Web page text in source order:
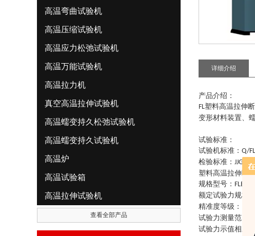
高温弯曲试验机
高温压缩试验机
高温应力松弛试验机
高温万能试验机
高温拉力机
真空高温拉伸试验机
高温蠕变持久松弛试验机
高温蠕变持久试验机
高温炉
高温试验箱
高温拉伸试验机
查看全部产品
详细介绍
产品介绍：
FL塑料高温拉伸
变形材料装置、
试验标准：
试验机标准 ： Q/
检验标准 ：
塑料高温拉伸断
规格型号 ： FLEC204
额定试验力规格
精准度等级 ：
试验力测量范围
试验力示值相对